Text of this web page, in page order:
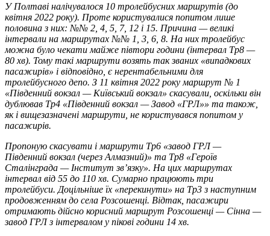
У Полтаві налічувалося 10 тролейбусних маршрутів (до
квітня 2022 року). Проте користувалися попитом лише
половина з них: №№ 2, 4, 5, 7, 12 і 15. Причина — великі
інтервали на маршрутах №№ 1, 3, 6, 8. На них тролейбус
можна було чекати майже півтори години (інтервал Тр8 —
80 хв). Тому такі маршрути возять так званих «випадкових
пасажирів» і відповідно, є нерентабельними для
тролейбусного депо. З 11 квітня 2022 року маршрут № 1
«Південний вокзал — Київський вокзал» скасували, оскільки він
дублював Тр4 «Південний вокзал — Завод «ГРЛ»» та також,
як і вищезазначені маршрути, не користувався попитом у
пасажирів.
Пропоную скасувати і маршрути Тр6 «завод ГРЛ —
Південний вокзал (через Алмазний)» та Тр8 «Героїв
Сталінграда — Інститут зв’язку». На цих маршрутах
інтервал від 55 до 110 хв. Сумарно працюють три
тролейбуси. Доцільніше їх «перекинути» на Тр3 з наступним
продовженням до села Розсошенці. Відтак, пасажири
отримають дійсно корисний маршрут Розсошенці — Сінна —
завод ГРЛ з інтервалом у пікові години 14 хв.